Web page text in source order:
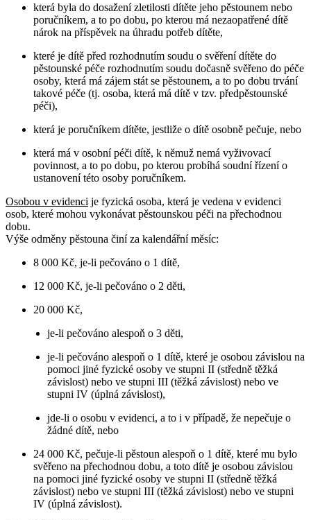
která byla do dosažení zletilosti dítěte jeho pěstounem nebo
poručníkem, a to po dobu, po kterou má nezaopatřené dítě
nárok na příspěvek na úhradu potřeb dítěte,
které je dítě před rozhodnutím soudu o svěření dítěte do
pěstounské péče rozhodnutím soudu dočasně svěřeno do péče
osoby, která má zájem stát se pěstounem, a to po dobu trvání
takové péče (tj. osoba, která má dítě v tzv. předpěstounské
péči),
která je poručníkem dítěte, jestliže o dítě osobně pečuje, nebo
která má v osobní péči dítě, k němuž nemá vyživovací
povinnost, a to po dobu, po kterou probíhá soudní řízení o
ustanovení této osoby poručníkem.
Osobou v evidenci je fyzická osoba, která je vedena v evidenci
osob, které mohou vykonávat pěstounskou péči na přechodnou
dobu.
Výše odměny pěstouna činí za kalendářní měsíc:
8 000 Kč, je-li pečováno o 1 dítě,
12 000 Kč, je-li pečováno o 2 děti,
20 000 Kč,
je-li pečováno alespoň o 3 děti,
je-li pečováno alespoň o 1 dítě, které je osobou závislou na
pomoci jiné fyzické osoby ve stupni II (středně těžká
závislost) nebo ve stupni III (těžká závislost) nebo ve
stupni IV (úplná závislost),
jde-li o osobu v evidenci, a to i v případě, že nepečuje o
žádné dítě, nebo
24 000 Kč, pečuje-li pěstoun alespoň o 1 dítě, které mu bylo
svěřeno na přechodnou dobu, a toto dítě je osobou závislou
na pomoci jiné fyzické osoby ve stupni II (středně těžká
závislost) nebo ve stupni III (těžká závislost) nebo ve stupni
IV (úplná závislost).